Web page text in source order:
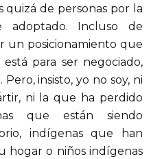
quizá de personas por la
Incluso de
un posicionamiento que
para ser negociado,
insisto, yo no soy, ni
ni la que ha perdido
que están siendo
indígenas que han
hogar o niños indígenas